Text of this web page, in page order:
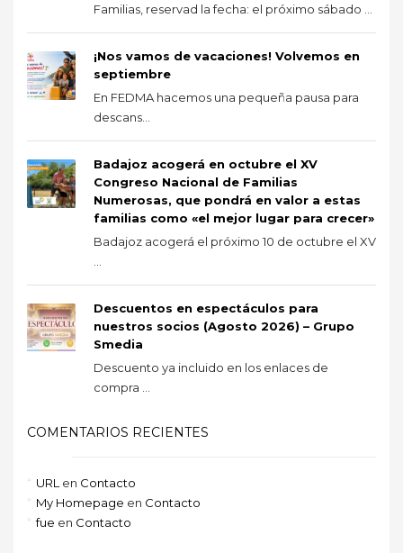
Familias, reservad la fecha: el próximo sábado ...
¡Nos vamos de vacaciones! Volvemos en
septiembre
En FEDMA hacemos una pequeña pausa para
descans...
Badajoz acogerá en octubre el XV
Congreso Nacional de Familias
Numerosas, que pondrá en valor a estas
familias como «el mejor lugar para crecer»
Badajoz acogerá el próximo 10 de octubre el XV
Descuentos en espectáculos para
nuestros socios (Agosto 2026) – Grupo
Smedia
Descuento ya incluido en los enlaces de
compra ...
COMENTARIOS RECIENTES
URL en Contacto
My Homepage en Contacto
fue en Contacto